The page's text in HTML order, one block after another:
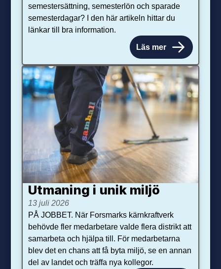
semestersättning, semesterlön och sparade
semesterdagar? I den här artikeln hittar du
länkar till bra information.
Läs mer
Utmaning i unik miljö
13 juli 2026
PÅ JOBBET. När Forsmarks kärnkraftverk
behövde fler medarbetare valde flera distrikt att
samarbeta och hjälpa till. För medarbetarna
blev det en chans att få byta miljö, se en annan
del av landet och träffa nya kollegor.